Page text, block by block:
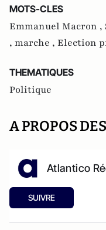
MOTS-CLES
Emmanuel Macron ,
, marche , Election
THEMATIQUES
Politique
A PROPOS
Atlantico
SUIVRE